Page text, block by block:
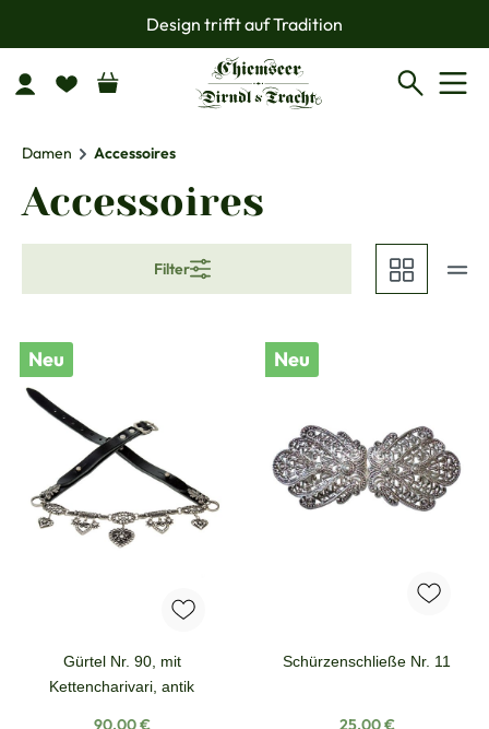
Zum Hauptinhalt springenDesign trifft auf Tradition
Damen Accessoires
Accessoires
Filter
Neu
Gürtel Nr. 90, mit
Kettencharivari, antik
Regulärer Preis:
90,00 €
Neu
Schürzenschließe Nr. 11
Regulärer Preis:
25,00 €